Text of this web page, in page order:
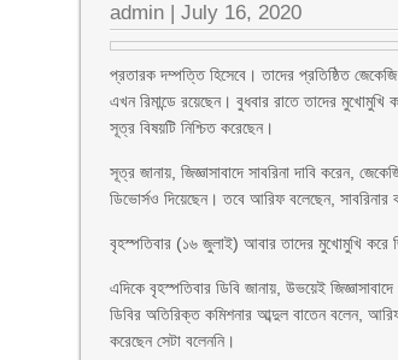
admin |July 16, 2020
প্রতারক দম্পত্তি হিসেবে। তাদের প্রতিষ্ঠিত
এখন রিমান্ডে রয়েছেন। বুধবার রাতে তাদের
সূত্র বিষয়টি নিশ্চিত করেছেন।
সূত্র জানায়, জিজ্ঞাসাবাদে সাবরিনা দাবি করেন,
ডিভোর্সও দিয়েছেন। তবে আরিফ বলেছেন, সাবরিনার
বৃহস্পতিবার (১৬ জুলাই) আবার তাদের মুখোমুখি করে
এদিকে বৃহস্পতিবার ডিবি জানায়, উভয়েই
ডিবির অতিরিক্ত কমিশনার আব্দুল বাতেন বলেন,
করেছেন সেটা বলেননি।